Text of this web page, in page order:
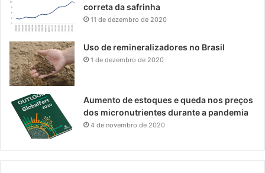
correta da safrinha
11 de dezembro de 2020
Uso de remineralizadores no Brasil
1 de dezembro de 2020
Aumento de estoques e queda nos preços
dos micronutrientes durante a pandemia
4 de novembro de 2020